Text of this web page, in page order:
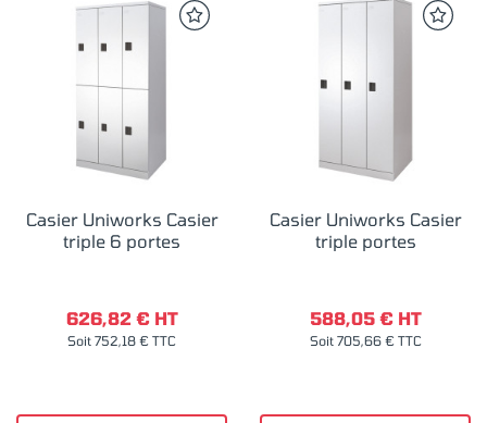
Casier Uniworks Casier
triple 6 portes
626,82 € HT
Soit 752,18 € TTC
Casier Uniworks Casier
triple portes
588,05 € HT
Soit 705,66 € TTC